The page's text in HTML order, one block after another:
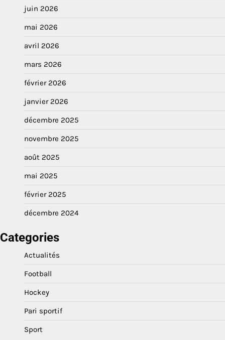
juin 2026
mai 2026
avril 2026
mars 2026
février 2026
janvier 2026
décembre 2025
novembre 2025
août 2025
mai 2025
février 2025
décembre 2024
Categories
Actualités
Football
Hockey
Pari sportif
Sport